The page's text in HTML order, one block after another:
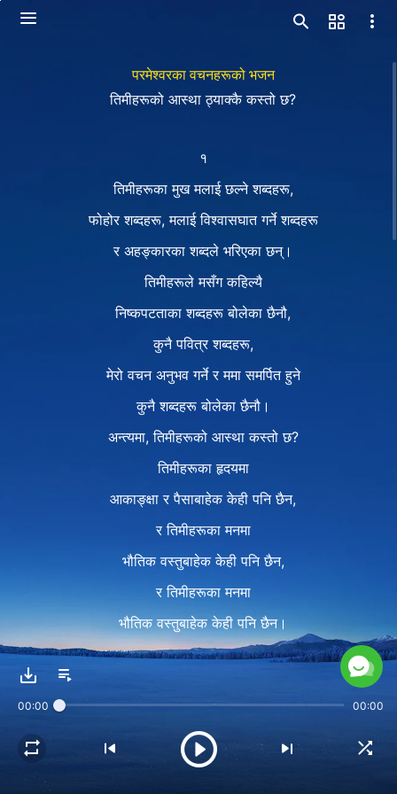
परमेश्‍वरका वचनहरूको भजन
तिमीहरूको आस्था ठ्याक्कै कस्तो छ?
१
तिमीहरूका मुख मलाई छल्ने शब्दहरू,
फोहोर शब्दहरू, मलाई विश्‍वासघात गर्ने शब्दहरू
र अहङ्कारका शब्दले भरिएका छन्।
तिमीहरूले मसँग कहिल्यै
निष्कपटताका शब्दहरू बोलेका छैनौ,
कुनै पवित्र शब्दहरू,
मेरो वचन अनुभव गर्ने र ममा समर्पित हुने
कुनै शब्दहरू बोलेका छैनौ।
अन्त्यमा, तिमीहरूको आस्था कस्तो छ?
तिमीहरूका हृदयमा
आकाङ्क्षा र पैसाबाहेक केही पनि छैन,
र तिमीहरूका मनमा
भौतिक वस्तुबाहेक केही पनि छैन,
र तिमीहरूका मनमा
भौतिक वस्तुबाहेक केही पनि छैन।
प्रत्येक दिन, तिमीहरू मबाट
र कति भौतिक वस्तु प्राप्त गरेका छौ
00:00 00:00